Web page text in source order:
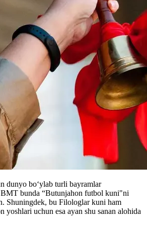
dunyo boʻylab turli bayramlar
bunda “Butunjahon futbol kuni"ni
Shuningdek, bu Filologlar kuni ham
yoshlari uchun esa ayan shu sanan alohida